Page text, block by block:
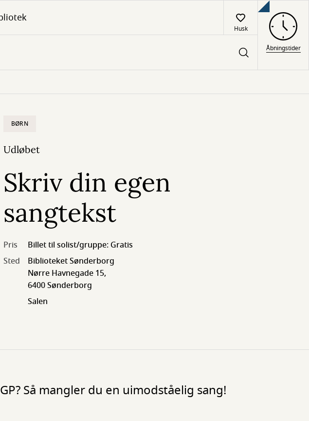
Husk
Åbningstider
BØRN
Udløbet
Skriv din egen
sangtekst
Pris
Billet til solist/gruppe: Gratis
Sted
Biblioteket Sønderborg
Nørre Havnegade 15,
6400 Sønderborg
Salen
Så mangler du en uimodståelig sang!